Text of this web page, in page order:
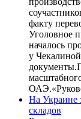
факту
Уголовное
началось
у
На Украине
складов